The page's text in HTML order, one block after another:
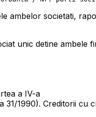
ambelor societati,
unic detine
a IV-a
1990). Creditorii cu